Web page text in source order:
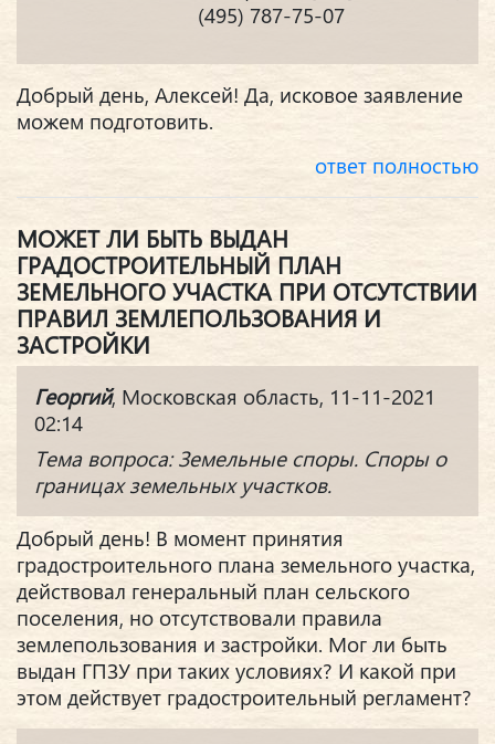
(495) 787-75-07
Добрый день, Алексей! Да, исковое заявление
можем подготовить.
ответ полностью
МОЖЕТ ЛИ БЫТЬ ВЫДАН
ГРАДОСТРОИТЕЛЬНЫЙ ПЛАН
ЗЕМЕЛЬНОГО УЧАСТКА ПРИ ОТСУТСТВИИ
ПРАВИЛ ЗЕМЛЕПОЛЬЗОВАНИЯ И
ЗАСТРОЙКИ
Георгий, Московская область, 11-11-2021
02:14
Тема вопроса: Земельные споры. Споры о
границах земельных участков.
Добрый день! В момент принятия
градостроительного плана земельного участка,
действовал генеральный план сельского
поселения, но отсутствовали правила
землепользования и застройки. Мог ли быть
выдан ГПЗУ при таких условиях? И какой при
этом действует градостроительный регламент?